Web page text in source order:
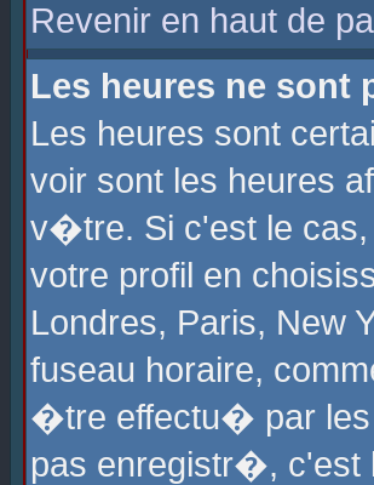
Revenir en haut de
Les heures ne sont
Les heures sont
voir sont les heures
v�tre. Si c'est le
votre profil en
Londres, Paris, New
fuseau horaire,
�tre effectu� par
pas enregistr�, c'est